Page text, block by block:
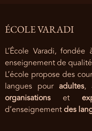
ÉCOLE VARADI
L’École Varadi,
enseignement de
L’école propose des
langues pour adultes,
organisations et
d’enseignementdes